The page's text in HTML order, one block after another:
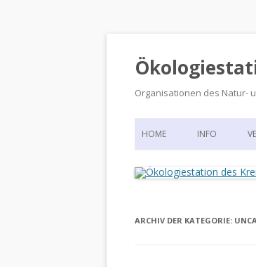
Organisationen des Natur-
HOME INFO
ARCHIV DER KATEGORIE: